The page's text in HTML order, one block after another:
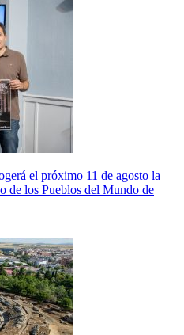
el próximo 11 de agosto la
de los Pueblos del Mundo de